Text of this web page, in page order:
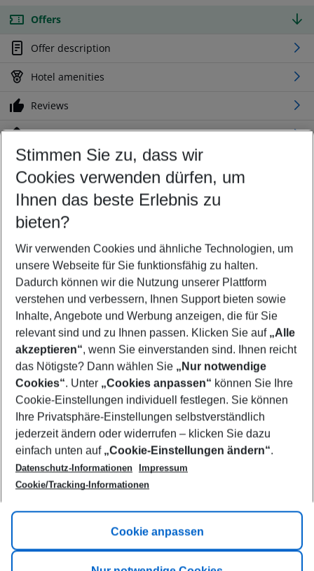
Offers
Offer description
Hotel amenities
Reviews
Location
Customize your offer
Find the perfect deal which suits your best
Your departure airport
Any airport
Select your date range
10/08/26–08/08/27 5-8 nights
Who will travel
2 adults No children
Show more filter
Footer
Footer navigation
Title A
Link A
Stimmen Sie zu, dass wir
Cookies verwenden dürfen, um
Ihnen das beste Erlebnis zu
bieten?
Wir verwenden Cookies und ähnliche Technologien, um
unsere Webseite für Sie funktionsfähig zu halten.
Dadurch können wir die Nutzung unserer Plattform
verstehen und verbessern, Ihnen Support bieten sowie
Inhalte, Angebote und Werbung anzeigen, die für Sie
relevant sind und zu Ihnen passen. Klicken Sie auf „Alle
akzeptieren“, wenn Sie einverstanden sind. Ihnen reicht
das Nötigste? Dann wählen Sie „Nur notwendige
Cookies“. Unter „Cookies anpassen“ können Sie Ihre
Cookie-Einstellungen individuell festlegen. Sie können
Ihre Privatsphäre-Einstellungen selbstverständlich
jederzeit ändern oder widerrufen – klicken Sie dazu
einfach unten auf „Cookie-Einstellungen ändern“.
Datenschutz-Informationen
Impressum
Cookie/Tracking-Informationen
Cookie anpassen